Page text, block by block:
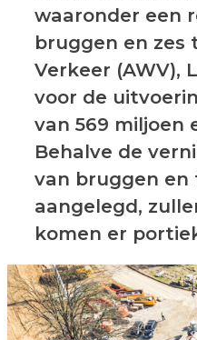
waaronder een
bruggen en zes
Verkeer (AWV),
voor de
van 569 miljoen
Behalve de
van bruggen en
aangelegd,
komen er